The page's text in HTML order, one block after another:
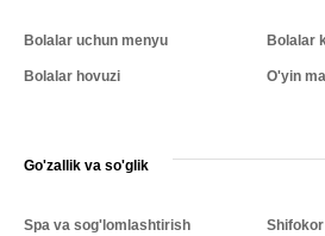
Bolalar uchun menyu
Bolalar hovuzi
Bolalar
O'yin
Go'zallik va so'glik
Spa va sog'lomlashtirish